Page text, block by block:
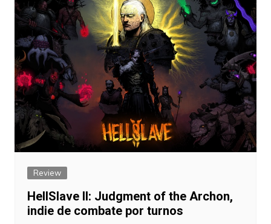
Review
HellSlave II: Judgment of the Archon,
indie de combate por turnos